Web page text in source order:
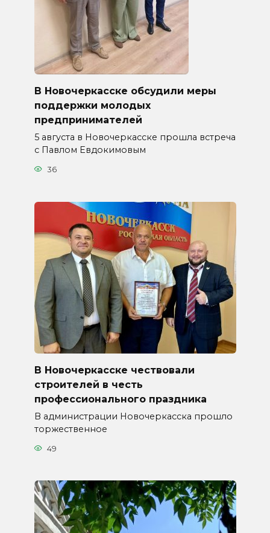
В Новочеркасске обсудили меры
поддержки молодых
предпринимателей
5 августа в Новочеркасске прошла встреча
с Павлом Евдокимовым
36
В Новочеркасске чествовали
строителей в честь
профессионального праздника
В администрации Новочеркасска прошло
торжественное
49